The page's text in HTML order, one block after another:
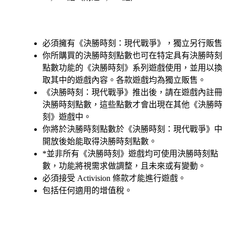
Available actions
必須擁有《決勝時刻：現代戰爭》，獨立另行販售
你所購買的決勝時刻點數也可在特定具有決勝時刻
點數功能的《決勝時刻》系列遊戲使用，並用以換
取其中的遊戲內容。各款遊戲均為獨立販售。
《決勝時刻：現代戰爭》推出後，請在遊戲內註冊
決勝時刻點數，這些點數才會出現在其他《決勝時
刻》遊戲中。
你將於決勝時刻點數於《決勝時刻：現代戰爭》中
開放後始能取得決勝時刻點數。
*並非所有《決勝時刻》遊戲均可使用決勝時刻點
數，功能將視需求做調整，且未來或有變動。
必須接受 Activision 條款才能進行遊戲。
包括任何適用的增值稅。